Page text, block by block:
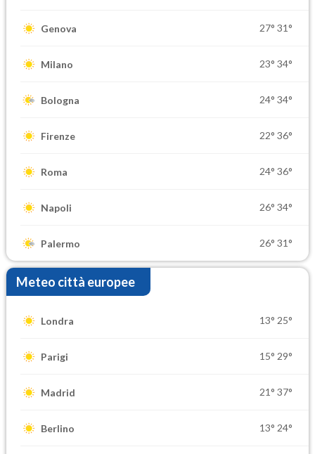
Genova 27° 31°
Milano 23° 34°
Bologna 24° 34°
Firenze 22° 36°
Roma 24° 36°
Napoli 26° 34°
Palermo 26° 31°
Meteo città europee
Londra 13° 25°
Parigi 15° 29°
Madrid 21° 37°
Berlino 13° 24°